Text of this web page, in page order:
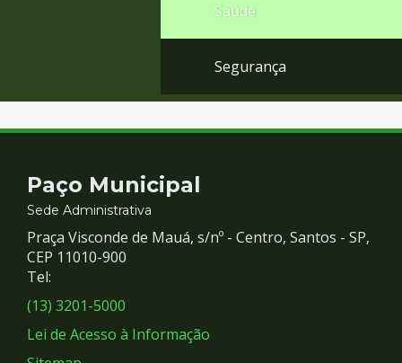
Saúde
Segurança
Contato
e
Redes
Sociais
Paço Municipal
Sede Administrativa
Praça Visconde de Mauá, s/nº - Centro, Santos - SP,
CEP 11010-900
Tel:
(13) 3201-5000
Lei de Acesso à Informação